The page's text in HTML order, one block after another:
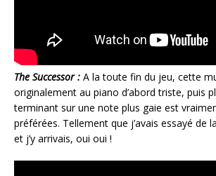
The Successor : A la toute fin du jeu, cette
originalement au piano d’abord triste, puis
terminant sur une note plus gaie est
préférées. Tellement que j’avais essayé de
et j’y arrivais, oui oui !